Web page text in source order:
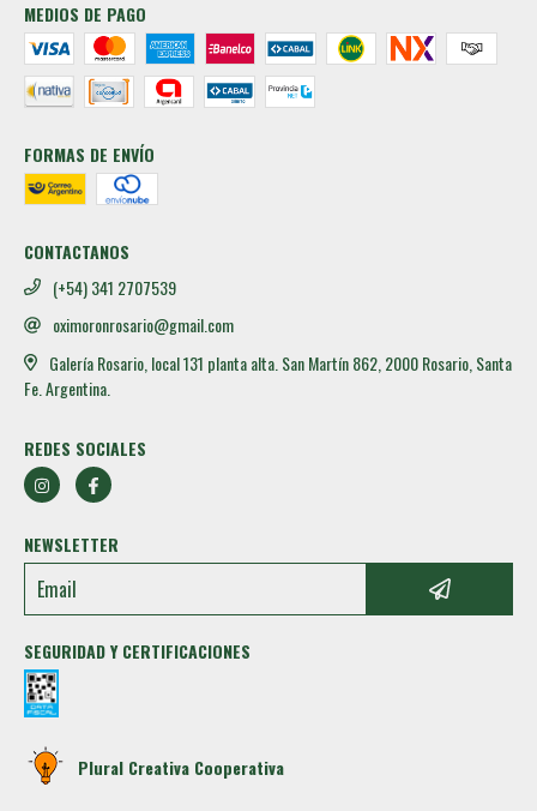
MEDIOS DE PAGO
FORMAS DE ENVÍO
CONTACTANOS
(+54) 341 2707539
oximoronrosario@gmail.com
Galería Rosario, local 131 planta alta. San Martín 862, 2000 Rosario, Santa
Fe. Argentina.
REDES SOCIALES
NEWSLETTER
SEGURIDAD Y CERTIFICACIONES
Plural Creativa Cooperativa